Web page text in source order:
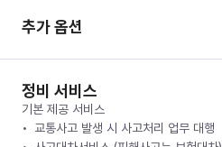
추가 옵션
정비 서비스
기본 제공 서비스
교통사고 발생 시 사고처리 업무 대행